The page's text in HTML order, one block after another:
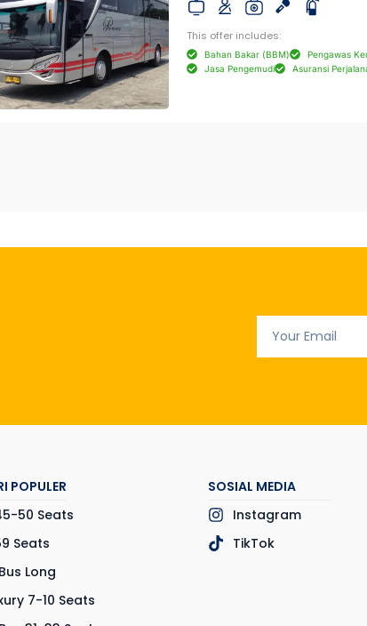
This offer includes:
Bahan Bakar (BBM)
Pengawas
Jasa Pengemudi
Asuransi
POPULER
50 Seats
Seats
Long
7-10 Seats
SOSIAL MEDIA
Instagram
TikTok